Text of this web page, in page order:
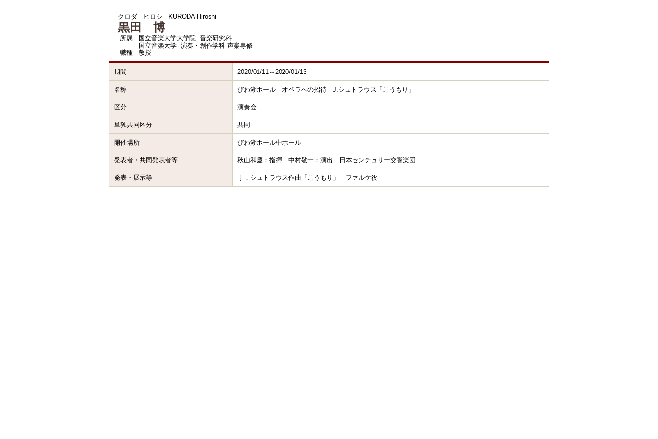
クロダ ヒロシ KURODA Hiroshi
黒田 博
所属
国立音楽大学大学院 音楽研究科
国立音楽大学 演奏・創作学科 声楽専修
職種
教授
期間 2020/01/11～2020/01/13
名称 びわ湖ホール オペラへの招待 J.シュトラウス「こうもり」
区分 演奏会
単独共同区分 共同
開催場所 びわ湖ホール中ホール
発表者・共同発表者等 秋山和慶：指揮 中村敬一：演出 日本センチュリー交響楽団
発表・展示等 ｊ．シュトラウス作曲「こうもり」 ファルケ役